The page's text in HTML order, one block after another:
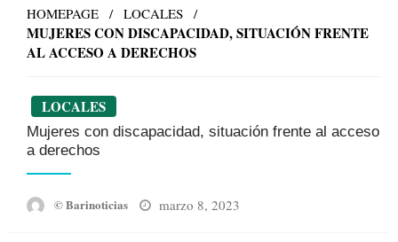
HOMEPAGE LOCALES
MUJERES CON DISCAPACIDAD, SITUACIÓN FRENTE
AL ACCESO A DERECHOS
LOCALES
Mujeres con discapacidad, situación frente al acceso
a derechos
© Barinoticias
Posted
marzo 8, 2023